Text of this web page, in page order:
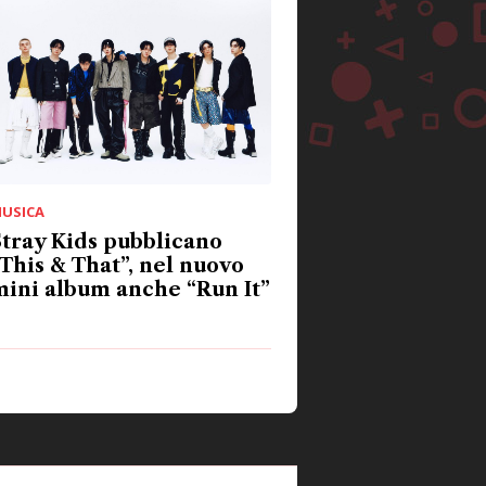
Kids pubblicano
& That”, nel nuovo
album anche “Run It”